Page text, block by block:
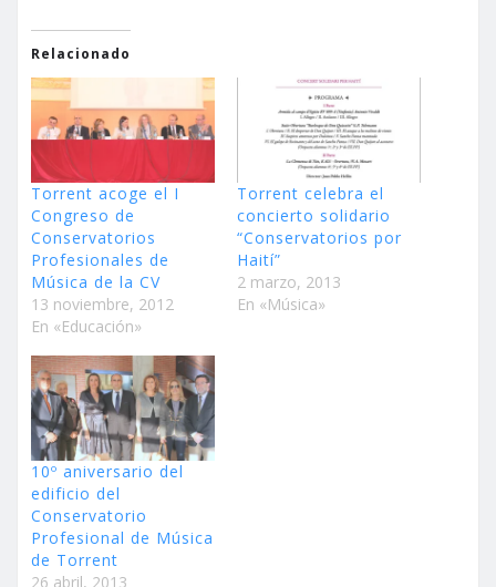
Relacionado
Torrent acoge el I
Congreso de
Conservatorios
Profesionales de
Música de la CV
13 noviembre, 2012
En «Educación»
Torrent celebra el
concierto solidario
“Conservatorios por
Haití”
2 marzo, 2013
En «Música»
10º aniversario del
edificio del
Conservatorio
Profesional de Música
de Torrent
26 abril, 2013